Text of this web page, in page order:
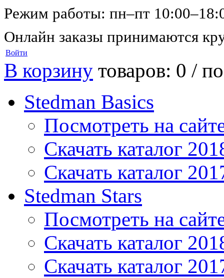
Режим работы: пн–пт
Онлайн заказы принимаются
Войти
В корзину товаров: 0 /
Stedman Basics
Посмотреть на
Скачать каталог
Скачать каталог
Stedman Stars
Посмотреть на
Скачать каталог
Скачать каталог